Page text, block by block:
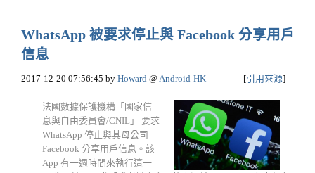
WhatsApp 被要求停止與 Facebook 分享用戶
信息
2017-12-20 07:56:45 by Howard @Android-HK [引用來源]
法國數據保護機構「國家信
息與自由委員會/CNIL」 要求
WhatsApp 停止與其母公司
Facebook 分享用戶信息。該
App 有一週時間來執行這一